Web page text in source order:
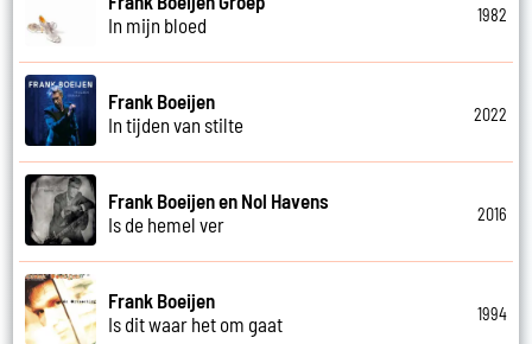
In mijn bloed
1982
Frank Boeijen
In tijden van stilte
2022
Frank Boeijen en Nol Havens
Is de hemel ver
2016
Frank Boeijen
Is dit waar het om gaat
1994